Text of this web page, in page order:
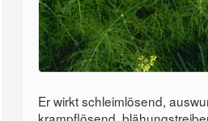
Er wirkt schleimlösend,